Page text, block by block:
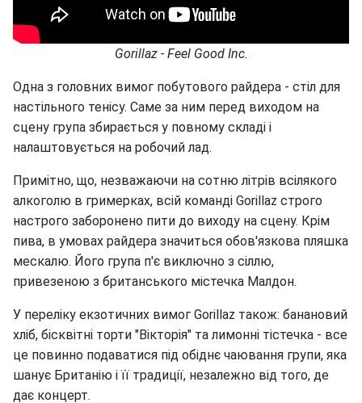
Gorillaz - Feel Good Inc.
Одна з головних вимог побутового райдера - стіл для
настільного тенісу. Саме за ним перед виходом на
сцену група збирається у повному складі і
налаштовується на робочий лад.
Примітно, що, незважаючи на сотню літрів всілякого
алкоголю в гримерках, всій команді Gorillaz строго
настрого заборонено пити до виходу на сцену. Крім
пива, в умовах райдера значиться обов'язкова пляшка
мескалю. Його група п'є виключно з сіллю,
привезеною з британського містечка Малдон.
У переліку екзотичних вимог Gorillaz також: банановий
хліб, бісквітні торти "Вікторія" та лимонні тістечка - все
це повинно подаватися під обіднє чаювання групи, яка
шанує Британію і її традиції, незалежно від того, де
дає концерт.